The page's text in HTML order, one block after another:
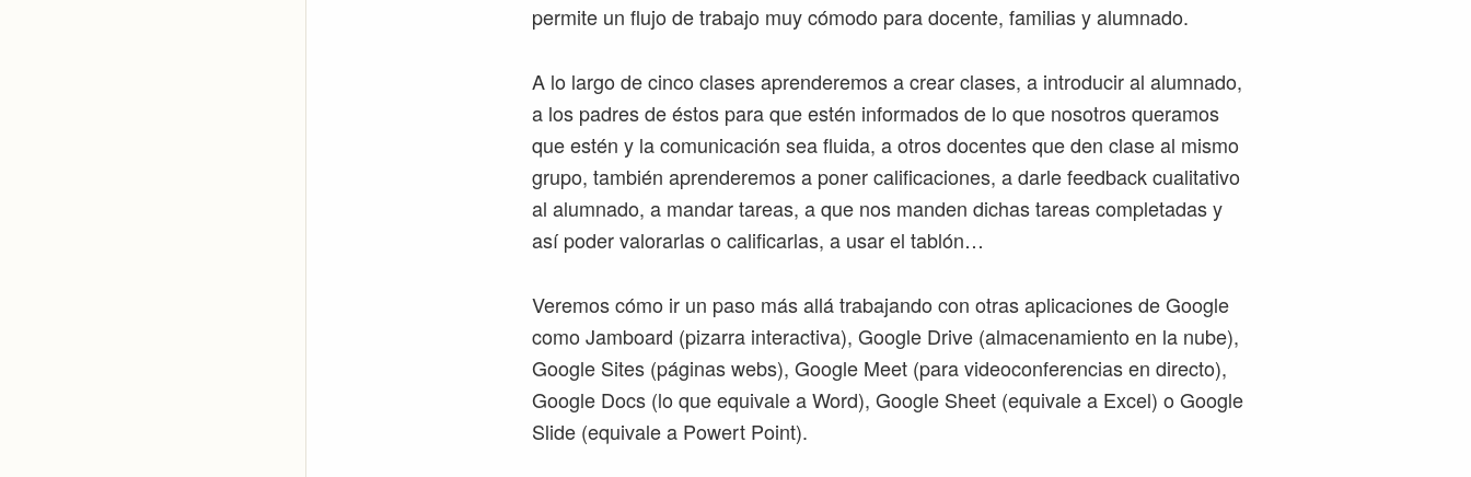
permite un flujo de trabajo muy cómodo para docente, familias y alumnado.
A lo largo de cinco clases aprenderemos a crear clases, a introducir al alumnado,
a los padres de éstos para que estén informados de lo que nosotros queramos
que estén y la comunicación sea fluida, a otros docentes que den clase al mismo
grupo, también aprenderemos a poner calificaciones, a darle feedback cualitativo
al alumnado, a mandar tareas, a que nos manden dichas tareas completadas y
así poder valorarlas o calificarlas, a usar el tablón…
Veremos cómo ir un paso más allá trabajando con otras aplicaciones de Google
como Jamboard (pizarra interactiva), Google Drive (almacenamiento en la nube),
Google Sites (páginas webs), Google Meet (para videoconferencias en directo),
Google Docs (lo que equivale a Word), Google Sheet (equivale a Excel) o Google
Slide (equivale a Powert Point).